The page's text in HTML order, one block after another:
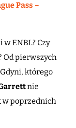
Pass –
ENBL? Czy
Od pierwszych
którego
nie
w poprzednich